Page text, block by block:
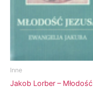
Inne
Jakob Lorber – Młodość